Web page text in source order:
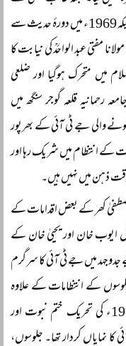
دور میں جمعیۃ طلباء اسلام کے ساتھ ہی کام کرتا رہا جبکہ 1969ء میں دورۂ حدیث سے
مفتی عبد الواحدؒ کی نیابت کا
میں متحرک ہوگیا اور ضلعی
رحمانیہ قلعہ گوجر سنگھ میں
والی جے ٹی آئی کے بھرپور
کے انتظام میں شریک رہا اور
ذہن میں نہیں ہیں۔
غلام مصطفیٰ کھر کے بعض اقدامات کے
ایوب خان اور یحییٰ خان کے
میں جے ٹی آئی کا سرگرم
کے انتظامات کے علاوہ
پولیس تشدد اور گرفتاریوں کا بھی سامنا کیا۔ 1974ء کی تحریک ختم نبوت اور
کا نمایاں کردار تھا۔ جلوسوں،